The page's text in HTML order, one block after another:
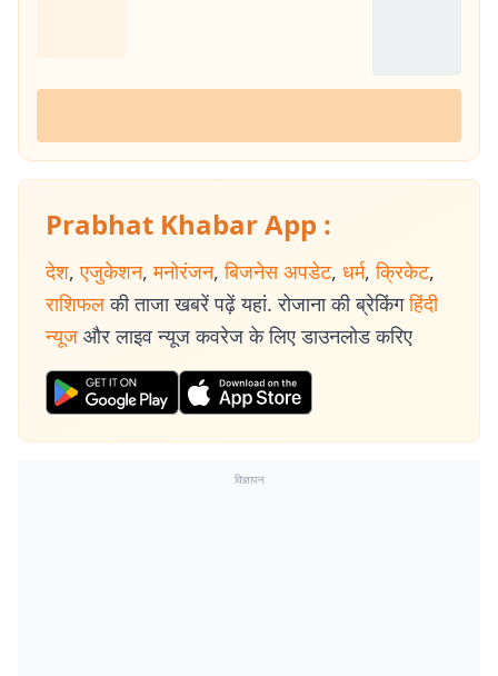
Prabhat Khabar App :
देश, एजुकेशन, मनोरंजन, बिजनेस अपडेट, धर्म, क्रिकेट,
राशिफल की ताजा खबरें पढ़ें यहां. रोजाना की ब्रेकिंग हिंदी
न्यूज और लाइव न्यूज कवरेज के लिए डाउनलोड करिए
विज्ञापन